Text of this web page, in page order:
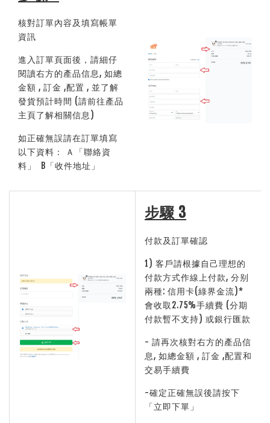
核對訂單內容及填寫帳單
資訊
進入訂單頁面後，請細仔
閱讀右方的產品信息, 如總
金額 , 訂金 ,配置 , 並了解
發貨預計時間 (請前往產品
主頁了解相關信息)
如正確無誤請在訂單填寫
以下資料： Ａ「聯絡資
料」 B「收件地址」
步驟 3
付款及訂單確認
1) 客戶請根據自己理想的
付款方式作線上付款, 分别
兩種: 信用卡(綠界金流)*
會收取2.75%手續費 (分期
付款暫不支持) 或銀行匯款
- 請再次核對右方的產品信
息, 如總金額 , 訂金 ,配置和
交易手續費
-確定正確無誤後請按下
「立即下單」